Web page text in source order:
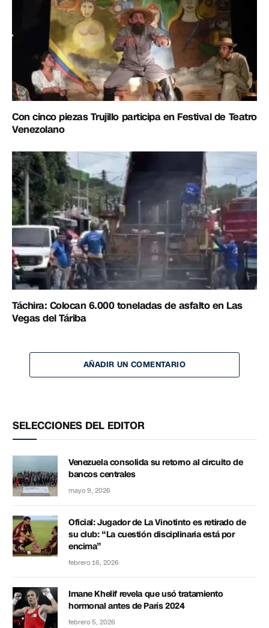
Con cinco piezas Trujillo participa en Festival de Teatro
Venezolano
Táchira: Colocan 6.000 toneladas de asfalto en Las
Vegas del Táriba
AÑADIR UN COMENTARIO
SELECCIONES DEL EDITOR
Venezuela consolida su retorno al circuito de
bancos centrales
mayo 9, 2026
Oficial: Jugador de La Vinotinto es retirado de
su club: “La cuestión disciplinaria está por
encima”
febrero 16, 2026
Imane Khelif revela que usó tratamiento
hormonal antes de París 2024
febrero 5, 2026